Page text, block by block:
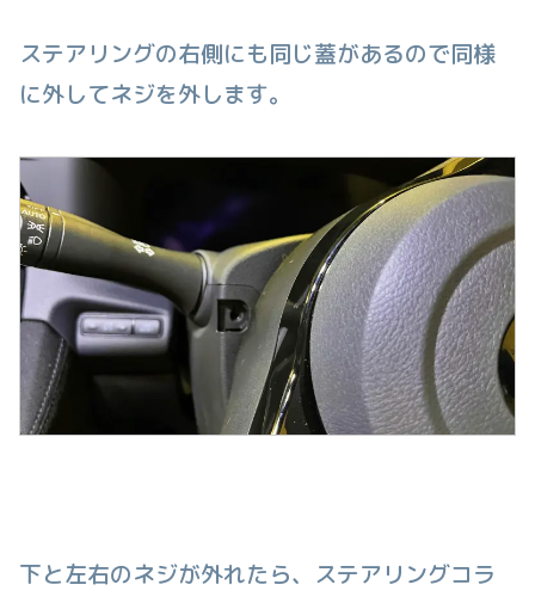
ステアリングの右側にも同じ蓋があるので同様
に外してネジを外します。
下と左右のネジが外れたら、ステアリングコラ